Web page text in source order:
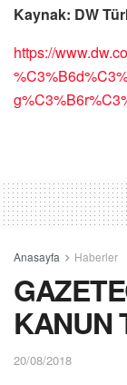
Kaynak: DW
https://
Anasayfa Haberler
KANUN
20/08/2018